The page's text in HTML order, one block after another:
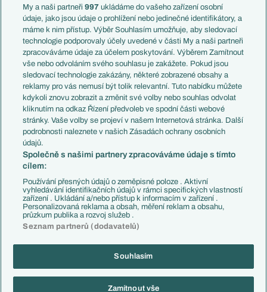
Témata
Představení týmů MS
EuroSkauting
PL v kostce
Evropské koeficienty
Přestupy
Přestupové spekulace
Zranění
Kluby
Arsenal FC
Chelsea FC
Manchester United
AC Milán
Juventus FC
Bayern Mnichov
FC Barcelona
Real Madrid
Francie
Itálie
Německo
Španělsko
Argentina
Brazílie
Přestupy
Zápasy
Livescore
Tipovací soutěž
Copyright © 2001-2026 EuroFotbal.cz. Využíváme zpravodajství ČTK.
Informace o zpracování osobních údajů
My a naši partneři997 ukládáme do vašeho zařízení osobní
údaje, jako jsou údaje o prohlížení nebo jedinečné identifikátory, a
máme k nim přístup. Výběr Souhlasím umožňuje, aby sledovací
technologie podporovaly účely uvedené v části My a naši partneři
zpracováváme údaje za účelem poskytování. Výběrem Zamítnout
vše nebo odvoláním svého souhlasu je zakážete. Pokud jsou
sledovací technologie zakázány, některé zobrazené obsahy a
reklamy pro vás nemusí být tolik relevantní. Tuto nabídku můžete
kdykoli znovu zobrazit a změnit své volby nebo souhlas odvolat
kliknutím na odkaz Řízení předvoleb ve spodní části webové
stránky. Vaše volby se projeví v našem Internetová stránka. Další
podrobnosti naleznete v našich Zásadách ochrany osobních
údajů.
Společně s našimi partnery zpracováváme údaje s tímto
cílem:
Používání přesných údajů o zeměpisné poloze . Aktivní
vyhledávání identifikačních údajů v rámci specifických vlastností
zařízení . Ukládání a/nebo přístup k informacím v zařízení .
Personalizovaná reklama a obsah, měření reklam a obsahu,
průzkum publika a rozvoj služeb .
Seznam partnerů (dodavatelů)
Souhlasím
Zamítnout vše